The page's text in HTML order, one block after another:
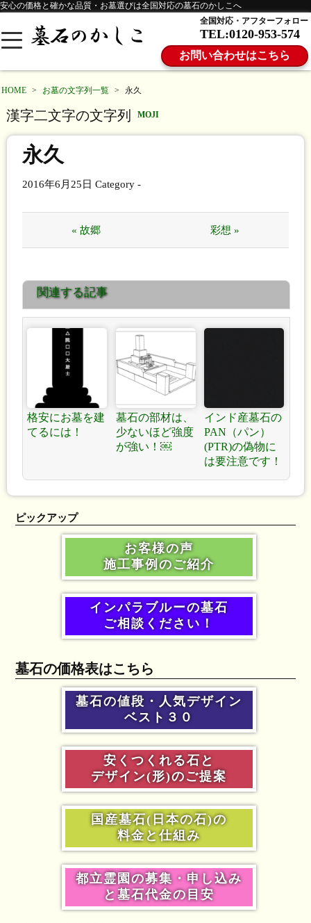
安心の価格と確かな品質・お墓選びは全国対応の墓石のかしこへ
全国対応・アフターフォロー
TEL:0120-953-574
お問い合わせはこちら
HOME > お墓の文字列一覧 > 永久
漢字二文字の文字列 MOJI
永久
2016年6月25日 Category -
« 故郷 彩想 »
関連する記事
格安にお墓を建
てるには！
墓石の部材は、
少ないほど強度
が強い！￼
インド産墓石の
PAN（パン）
(PTR)の偽物に
は要注意です！
ピックアップ
お客様の声
施工事例のご紹介
インパラブルーの墓石
ご相談ください！
墓石の価格表はこちら
墓石の値段・人気デザイン
ベスト３０
安くつくれる石と
デザイン(形)のご提案
国産墓石(日本の石)の
料金と仕組み
都立霊園の募集・申し込み
と墓石代金の目安